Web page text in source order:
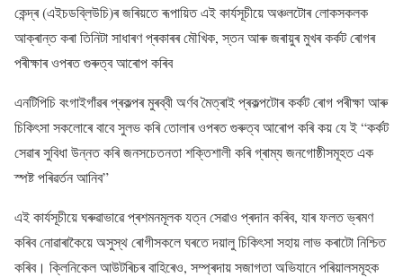
কেন্দ্ৰ (এইচডব্লিউচি)ৰ জৰিয়তে ৰূপায়িত এই কাৰ্যসূচীয়ে অঞ্চলটোৰ লোকসকলক
আক্ৰান্ত কৰা তিনিটা সাধাৰণ প্ৰকাৰৰ মৌখিক, স্তন আৰু জৰায়ুৰ মুখৰ কৰ্কট ৰোগৰ
পৰীক্ষাৰ ওপৰত গুৰুত্ব আৰোপ কৰিব
এনটিপিচি বংগাইগাঁৱৰ প্ৰকল্পৰ মুৰব্বী অৰ্ণব মৈত্ৰাই প্ৰকল্পটোৰ কৰ্কট ৰোগ পৰীক্ষা আৰু
চিকিৎসা সকলোৰে বাবে সুলভ কৰি তোলাৰ ওপৰত গুৰুত্ব আৰোপ কৰি কয় যে ই “কৰ্কট
সেৱাৰ সুবিধা উন্নত কৰি জনসচেতনতা শক্তিশালী কৰি গ্ৰাম্য জনগোষ্ঠীসমূহত এক
স্পষ্ট পৰিৱৰ্তন আনিব”
এই কাৰ্যসূচীয়ে ঘৰুৱাভাৱে প্ৰশমনমূলক যত্ন সেৱাও প্ৰদান কৰিব, যাৰ ফলত ভ্ৰমণ
কৰিব নোৱাৰাকৈয়ে অসুস্থ ৰোগীসকলে ঘৰতে দয়ালু চিকিৎসা সহায় লাভ কৰাটো নিশ্চিত
কৰিব। ক্লিনিকেল আউটৰিচৰ বাহিৰেও, সম্প্ৰদায় সজাগতা অভিযানে পৰিয়ালসমূহক